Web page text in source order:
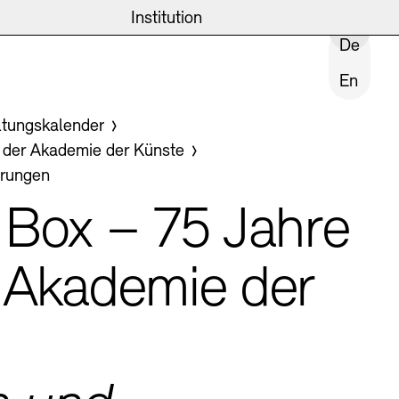
Institution
News und Einblicke
Sache
Veranstaltungen
De
En
Akademie der Künste
– 75 Jahre
der